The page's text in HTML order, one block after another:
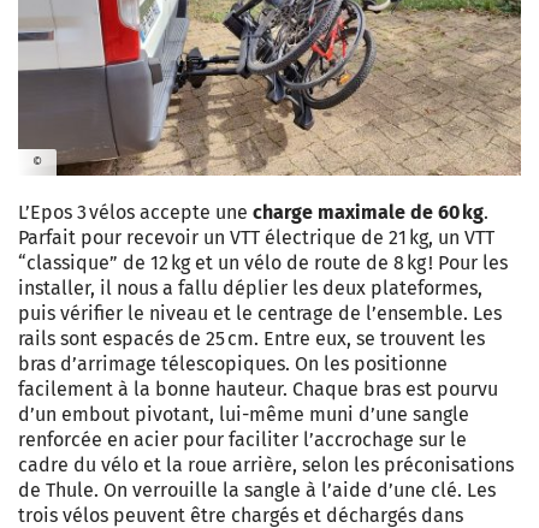
©
L’Epos 3 vélos accepte une charge maximale de 60 kg.
Parfait pour recevoir un VTT électrique de 21 kg, un VTT
“classique” de 12 kg et un vélo de route de 8 kg ! Pour les
installer, il nous a fallu déplier les deux plateformes,
puis vérifier le niveau et le centrage de l’ensemble. Les
rails sont espacés de 25 cm. Entre eux, se trouvent les
bras d’arrimage télescopiques. On les positionne
facilement à la bonne hauteur. Chaque bras est pourvu
d’un embout pivotant, lui-même muni d’une sangle
renforcée en acier pour faciliter l’accrochage sur le
cadre du vélo et la roue arrière, selon les préconisations
de Thule. On verrouille la sangle à l’aide d’une clé. Les
trois vélos peuvent être chargés et déchargés dans